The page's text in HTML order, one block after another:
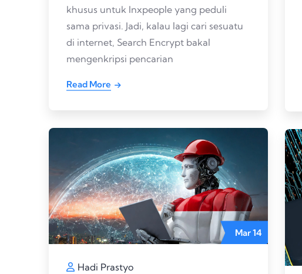
khusus untuk Inxpeople yang peduli
sama privasi. Jadi, kalau lagi cari sesuatu
di internet, Search Encrypt bakal
mengenkripsi pencarian
Read More
Mar14
Hadi Prastyo